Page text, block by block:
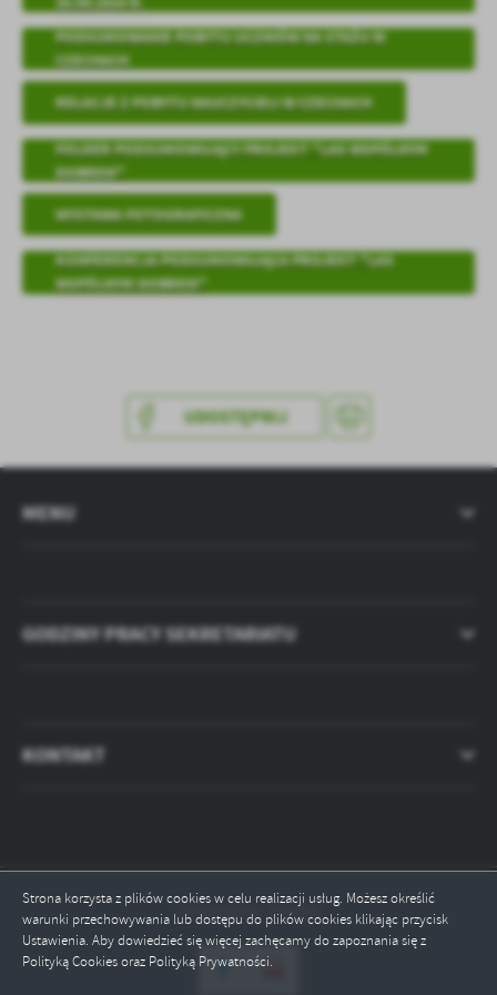
Strona korzysta z plików cookies w celu realizacji usług. Możesz określić
warunki przechowywania lub dostępu do plików cookies klikając przycisk
Ustawienia. Aby dowiedzieć się więcej zachęcamy do zapoznania się z
Polityką Cookies oraz Polityką Prywatności.
treści w postaci wiadomości, ofert, komunikatów mediów
społecznościowych.
PODSUMOWANIE POBYTU UCZNIÓW NA STAŻU W
CZECHACH
RELACJE Z POBYTU NAUCZYCIELI W CZECHACH
FOLDER PODSUMOWUJĄCY PROJEKT "LAS WSPÓLNYM
DOBREM"
WYSTAWA FOTOGRAFICZNA
KONFERENCJA PODSUMOWUJĄCA PROJEKT "LAS
WSPÓLNYM DOBREM"
UDOSTĘPNIJ
MENU
GODZINY PRACY SEKRETARIATU
KONTAKT
Odwiedzin: 789968